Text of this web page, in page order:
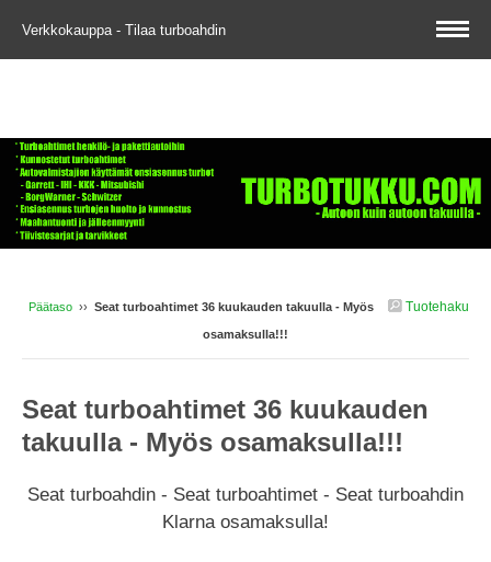
Verkkokauppa - Tilaa turboahdin
Tuotehaku
Päätaso›› Seat turboahtimet 36 kuukauden takuulla - Myös
osamaksulla!!!
Seat turboahtimet 36 kuukauden
takuulla - Myös osamaksulla!!!
Seat turboahdin - Seat turboahtimet - Seat turboahdin
Klarna osamaksulla!